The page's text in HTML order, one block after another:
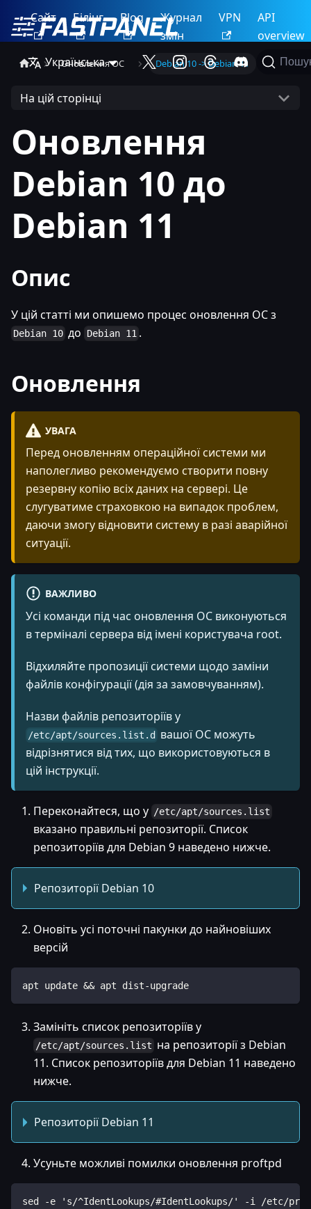
Сайт Білінг Blog
Журнал
змін
VPN
API
overview
Українська
Оновлення ОС Debian 10 -> Debian 11
На цій сторінці
Оновлення
Debian 10 до
Debian 11
Опис
У цій статті ми опишемо процес оновлення ОС з
Debian 10 до Debian 11 .
Оновлення
УВАГА
Перед оновленням операційної системи ми
наполегливо рекомендуємо створити повну
резервну копію всіх даних на сервері. Це
слугуватиме страховкою на випадок проблем,
даючи змогу відновити систему в разі аварійної
ситуації.
ВАЖЛИВО
Усі команди під час оновлення ОС виконуються
в терміналі сервера від імені користувача root.
Відхиляйте пропозиції системи щодо заміни
файлів конфігурації (дія за замовчуванням).
Назви файлів репозиторіїв у
/etc/apt/sources.list.d
вашої ОС можуть
відрізнятися від тих, що використовуються в
цій інструкції.
Переконайтеся, що у /etc/apt/sources.list
вказано правильні репозиторії. Список
репозиторіїв для Debian 9 наведено нижче.
Репозиторії Debian 10
Оновіть усі поточні пакунки до найновіших
версій
apt update && apt dist-upgrade
Замініть список репозиторіїв у
/etc/apt/sources.list на репозиторії з Debian
11. Список репозиторіїв для Debian 11 наведено
нижче.
Репозиторії Debian 11
Усуньте можливі помилки оновлення proftpd
sed -e 's/^IdentLookups/#IdentLookups/' -i /etc/